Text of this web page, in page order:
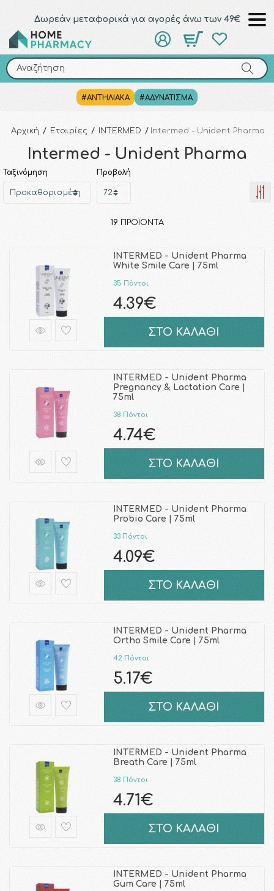
Δωρεάν μεταφορικά για αγορές άνω των 49€
Αναζήτηση
#ΑΝΤΗΛΙΑΚΑ #ΑΔΥΝΑΤΙΣΜΑ
Αναζήτηση
Αρχική / Εταιρίες / INTERMED / Intermed - Unident Pharma
Intermed - Unident Pharma
Ταξινόμηση Προβολή
19 ΠΡΟΪΌΝΤΑ
INTERMED - Unident Pharma
White Smile Care | 75ml
35 Πόντοι
4.39€
ΣΤΟ ΚΑΛΑΘΙ
INTERMED - Unident Pharma
Pregnancy & Lactation Care |
75ml
38 Πόντοι
4.74€
ΣΤΟ ΚΑΛΑΘΙ
INTERMED - Unident Pharma
Probio Care | 75ml
33 Πόντοι
4.09€
ΣΤΟ ΚΑΛΑΘΙ
INTERMED - Unident Pharma
Ortho Smile Care | 75ml
42 Πόντοι
5.17€
ΣΤΟ ΚΑΛΑΘΙ
INTERMED - Unident Pharma
Breath Care | 75ml
38 Πόντοι
4.71€
ΣΤΟ ΚΑΛΑΘΙ
INTERMED - Unident Pharma
Gum Care | 75ml